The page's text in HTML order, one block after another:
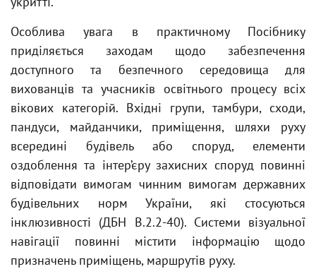
Особлива увага в практичному Посібнику
приділяється заходам щодо забезпечення
доступного та безпечного середовища для
вихованців та учасників освітнього процесу всіх
вікових категорій. Вхідні групи, тамбури, сходи,
пандуси, майданчики, приміщення, шляхи руху
всередині будівель або споруд, елементи
оздоблення та інтер’єру захисних споруд повинні
відповідати вимогам чинним вимогам державних
будівельних норм України, які стосуються
інклюзивності (ДБН В.2.2-40). Системи візуальної
навігації повинні містити інформацію щодо
призначень приміщень, маршрутів руху.